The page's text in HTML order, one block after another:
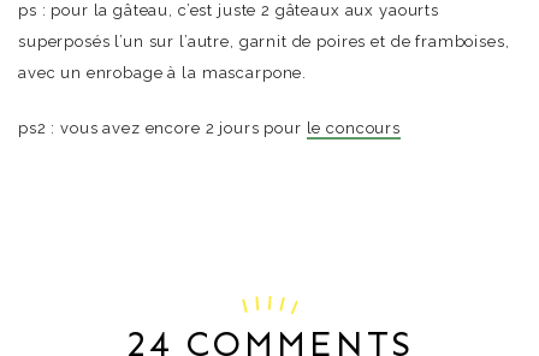
ps : pour la gâteau, c’est juste 2 gâteaux aux yaourts
superposés l’un sur l’autre, garnit de poires et de framboises,
avec un enrobage à la mascarpone.
ps2 : vous avez encore 2 jours pour le concours
24 COMMENTS